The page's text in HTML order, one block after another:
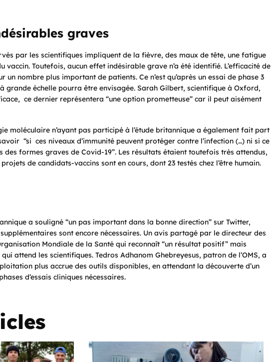
graves
par les scientifiques impliquent de la fièvre, des maux de tête, une fatigue
vaccin. Toutefois, aucun effet indésirable grave n’a été identifié. L’efficacité de
un nombre plus important de patients. Ce n’est qu’après un essai de phase 3
grande échelle pourra être envisagée. Sarah Gilbert, scientifique à Oxford,
ce dernier représentera “une option prometteuse” car il peut aisément
moléculaire n’ayant pas participé à l’étude britannique a également fait part
“si ces niveaux d’immunité peuvent protéger contre l’infection (…) ni si ce
formes graves de Covid-19”. Les résultats étaient toutefois très attendus,
de candidats-vaccins sont en cours, dont 23 testés chez l’être humain.
a souligné “un pas important dans la bonne direction” sur Twitter,
sont encore nécessaires. Un avis partagé par le directeur des
Mondiale de la Santé qui reconnaît “un résultat positif” mais
attend les scientifiques. Tedros Adhanom Ghebreyesus, patron de l’OMS, a
plus accrue des outils disponibles, en attendant la découverte d’un
d’essais cliniques nécessaires.